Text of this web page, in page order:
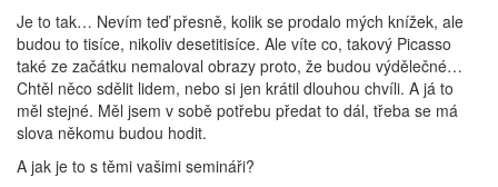
Je to tak… Nevím teď přesně, kolik se prodalo mých knížek, ale
budou to tisíce, nikoliv desetitisíce. Ale víte co, takový Picasso
také ze začátku nemaloval obrazy proto, že budou výdělečné…
Chtěl něco sdělit lidem, nebo si jen krátil dlouhou chvíli. A já to
měl stejné. Měl jsem v sobě potřebu předat to dál, třeba se má
slova někomu budou hodit.
A jak je to s těmi vašimi semináři?